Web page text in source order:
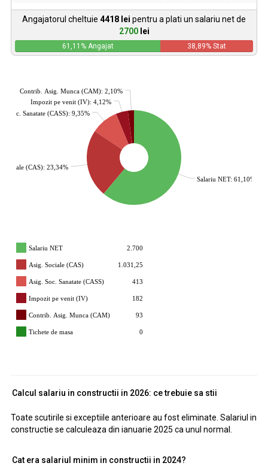
Angajatorul cheltuie 4418 lei pentru a plati un salariu net de
2700 lei
61,11 % Angajat 38,89% Stat
Salariu NET: 61,10%
Sociale (CAS): 23,34%
Soc. Sanatate (CASS): 9,35%
Impozit pe venit (IV): 4,12%
Contrib. Asig. Munca (CAM): 2,10%
Salariu NET 2.700
Asig. Sociale (CAS) 1.031,25
Asig. Soc. Sanatate (CASS) 413
Impozit pe venit (IV) 182
Contrib. Asig. Munca (CAM) 93
Tichete de masa 0
Calcul salariu in constructii in 2026: ce trebuie sa stii
Toate scutirile si exceptiile anterioare au fost eliminate. Salariul in
constructie se calculeaza din ianuarie 2025 ca unul normal.
Cat era salariul minim in constructii in 2024?